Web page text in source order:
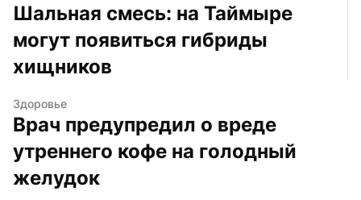
Шальная смесь: на Таймыре
могут появиться гибриды
хищников
Здоровье
Врач предупредил о вреде
утреннего кофе на голодный
желудок